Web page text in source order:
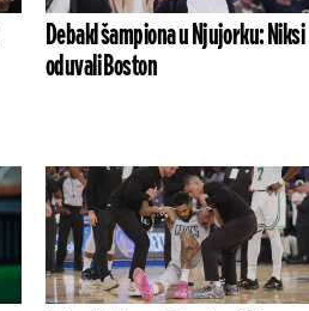
Debakl šampiona u Njujorku: Niksi
oduvali Boston